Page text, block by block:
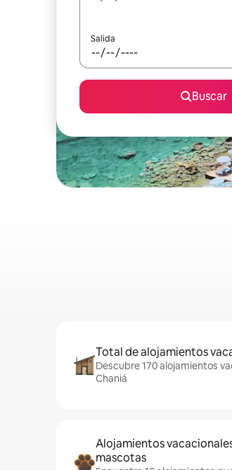
Salida
Buscar
Total de alojamientos
Descubre 170 alojamientos
Chaniá
Alojamientos
mascotas